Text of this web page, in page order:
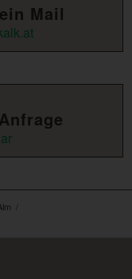
Mail